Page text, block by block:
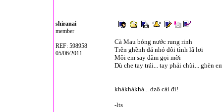
shiranai
member
REF: 598958
05/06/2011
Cà Mau bóng nước rung rinh
Trên ghềnh đá nhỏ đôi tình lã lơi
Môi em say đắm gọi mời
Dù che tay trái... tay phải chùi... ghèn
khàkhàkhà... dzô cái đi!
-lts